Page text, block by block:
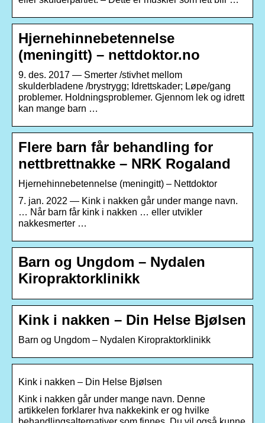
Hjernehinnebetennelse
(meningitt) – nettdoktor.no
9. des. 2017 — Smerter /stivhet mellom
skulderbladene /brystrygg; Idrettskader; Løpe/gang
problemer. Holdningsproblemer. Gjennom lek og idrett
kan mange barn …
Flere barn får behandling for
nettbrettnakke – NRK Rogaland
Hjernehinnebetennelse (meningitt) – Nettdoktor
7. jan. 2022 — Kink i nakken går under mange navn.
… Når barn får kink i nakken … eller utvikler
nakkesmerter …
Barn og Ungdom – Nydalen
Kiropraktorklinikk
Kink i nakken – Din Helse Bjølsen
Barn og Ungdom – Nydalen Kiropraktorklinikk
Kink i nakken – Din Helse Bjølsen
Kink i nakken går under mange navn. Denne
artikkelen forklarer hva nakkekink er og hvilke